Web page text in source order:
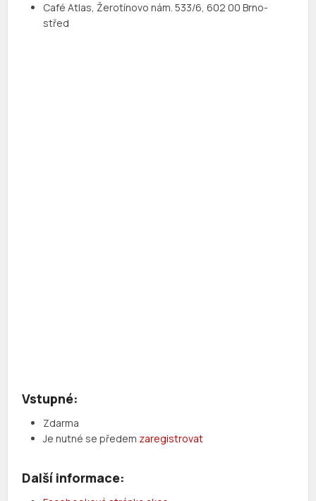
Café Atlas, Žerotínovo nám. 533/6, 602 00 Brno-
střed
Vstupné:
Zdarma
Je nutné se předem zaregistrovat
Další informace: